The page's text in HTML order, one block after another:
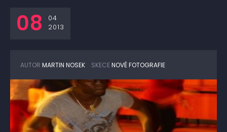
08
04
2013
AUTOR MARTIN NOSEK SKECENOVÉ FOTOGRAFIE